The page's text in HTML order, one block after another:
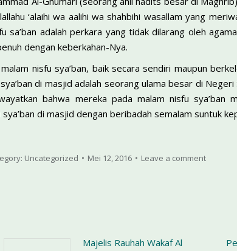
‘alaihi wa aalihi wa shahbihi wasallam yang
sa’ban adalah perkara yang tidak dilarang oleh
dengan keberkahan-Nya.
nisfu sya’ban, baik secara sendiri maupun
di masjid adalah seorang ulama besar di Negeri
bahwa mereka pada malam nisfu sya’ban
di masjid dengan beribadah semalam suntuk
Uncategorized Mei 12, 2016 Leave a comment
Majelis Rauhah Wakaf Al